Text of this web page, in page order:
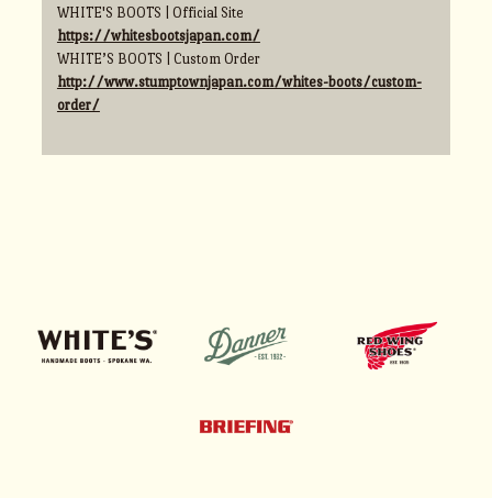
WHITE'S BOOTS | Official Site
https://whitesbootsjapan.com/
WHITE’S BOOTS | Custom Order
http://www.stumptownjapan.com/whites-boots/custom-
order/